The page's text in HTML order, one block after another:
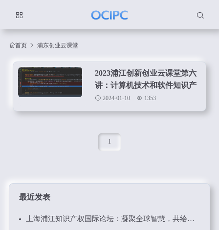
首页 浦东创业云课堂
2023浦江创新创业云课堂第六
讲：计算机技术和软件知识产
权保护
2024-01-10 1353
1
最近发表
上海浦江知识产权国际论坛：凝聚全球智慧，共绘知识产权新蓝图